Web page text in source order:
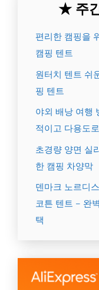
★ 주
편리한 캠핑을
캠핑 텐트
원터치 텐트 쉬
핑 텐트
야외 배낭 여행
적이고 다용도
초경량 양면 실
한 캠핑 차양막
덴마크 노르디
코튼 텐트 – 완
택